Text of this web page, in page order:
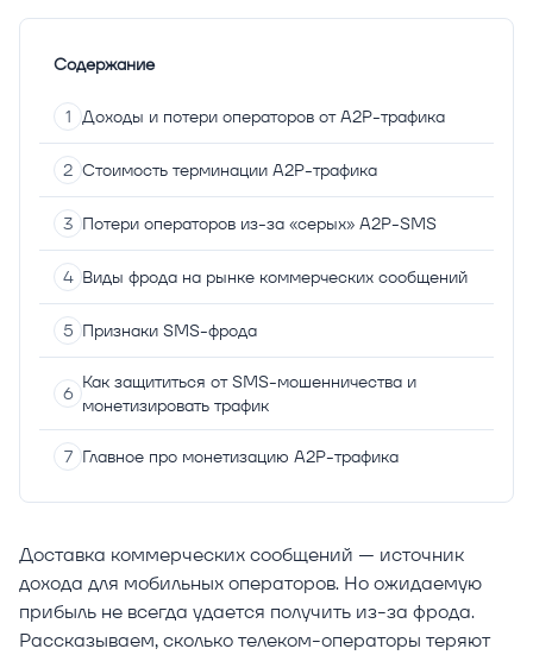
Доставка коммерческих сообщений — источник
дохода для мобильных операторов. Но ожидаемую
прибыль не всегда удается получить из-за фрода.
Рассказываем, сколько телеком-операторы теряют
Содержание
Доходы и потери операторов от A2P-трафика
Стоимость терминации A2P-трафика
Потери операторов из-за «серых» A2P-SMS
Виды фрода на рынке коммерческих сообщений
Признаки SMS-фрода
Как защититься от SMS-мошенничества и
монетизировать трафик
Главное про монетизацию A2P-трафика